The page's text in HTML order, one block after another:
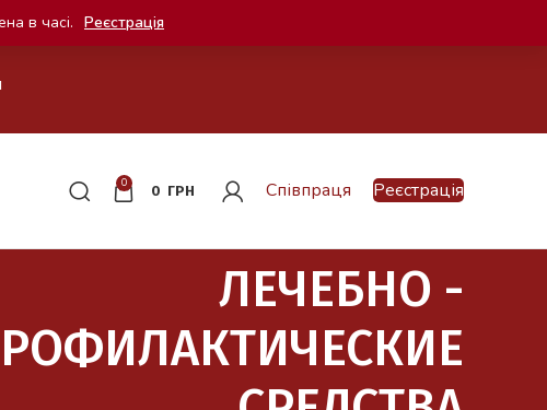
0
0 ГРН Співпраця Реєстрація
ЛЕЧЕБНО -
в часі. Реєстрація